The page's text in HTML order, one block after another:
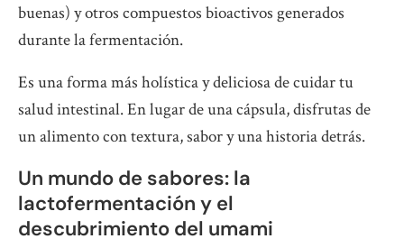
buenas) y otros compuestos bioactivos generados
durante la fermentación.
Es una forma más holística y deliciosa de cuidar tu
salud intestinal. En lugar de una cápsula, disfrutas de
un alimento con textura, sabor y una historia detrás.
Un mundo de sabores: la
lactofermentación y el
descubrimiento del umami